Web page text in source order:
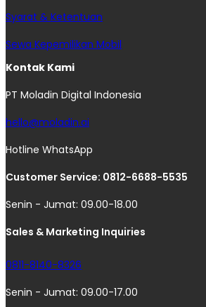
Syarat & Ketentuan
Sewa Kepemilikan Mobil
Kontak Kami
PT Moladin Digital Indonesia
hello@moladin.ai
Hotline WhatsApp
Customer Service: 0812-6688-5535
Senin - Jumat: 09.00-18.00
Sales & Marketing Inquiries
0811-8140-8326
Senin - Jumat: 09.00-17.00